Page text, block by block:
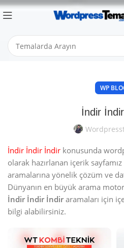
WP
İndir
İndir İndir İndir konusunda
olarak hazırlanan içerik
aramalarına yönelik çözüm ve
Dünyanın en büyük arama
İndir İndir İndir aramaları için
bilgi alabilirsiniz.